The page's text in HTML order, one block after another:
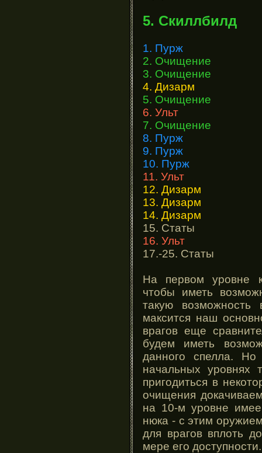
5. Скиллбилд
1. Пурж
2. Очищение
3. Очищение
4. Дизарм
5. Очищение
6. Ульт
7. Очищение
8. Пурж
9. Пурж
10. Пурж
11. Ульт
12. Дизарм
13. Дизарм
14. Дизарм
15. Статы
16. Ульт
17.-25. Статы
На первом уровне
чтобы иметь
такую возможность
максится наш
врагов еще
будем иметь
данного спелла.
начальных уровнях
пригодиться в
очищения
на 10-м уровне
нюка - с этим
для врагов вплоть
мере его доступности.